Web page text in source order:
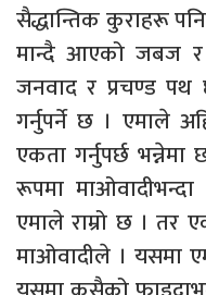
सैद्धान्तिक कुराहरू
मान्दै आएको जबज र
जनवाद र प्रचण्ड
गर्नुपर्ने छ । एमाले
एकता गर्नुपर्छ
रूपमा
एमाले राम्रो छ । तर
माओवादीले । यसमा